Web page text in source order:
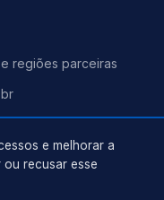
regiões parceiras
e melhorar a
ou recusar esse